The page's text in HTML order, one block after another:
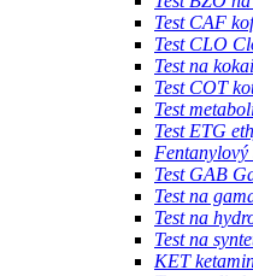
Test CAF
Test CLO
Test na
Test COT
Test
Test ETG
Fentanylový
Test GAB
Test na
Test na
Test na
KET